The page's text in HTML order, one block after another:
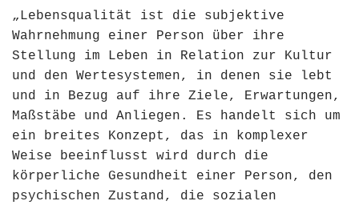
„Lebensqualität ist die subjektive
Wahrnehmung einer Person über ihre
Stellung im Leben in Relation zur Kultur
und den Wertesystemen, in denen sie lebt
und in Bezug auf ihre Ziele, Erwartungen,
Maßstäbe und Anliegen. Es handelt sich um
ein breites Konzept, das in komplexer
Weise beeinflusst wird durch die
körperliche Gesundheit einer Person, den
psychischen Zustand, die sozialen